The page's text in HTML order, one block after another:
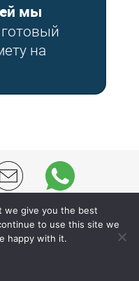
мы
готовый
на
we give you the best
to use this site we
happy with it.